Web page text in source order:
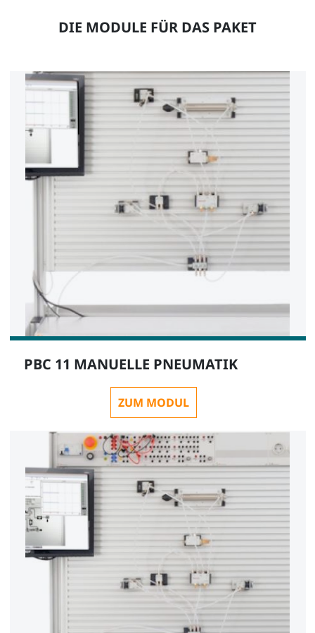
DIE MODULE FÜR DAS PAKET
PBC 11 MANUELLE PNEUMATIK
ZUM MODUL